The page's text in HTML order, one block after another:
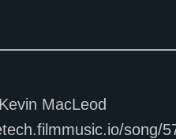
MacLeod
song/